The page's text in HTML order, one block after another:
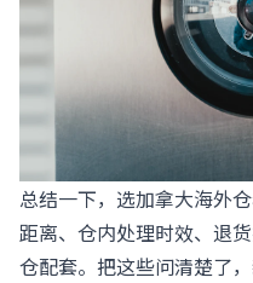
总结一下，选加拿大海外
距离、仓内处理时效、退
仓配套。把这些问清楚了